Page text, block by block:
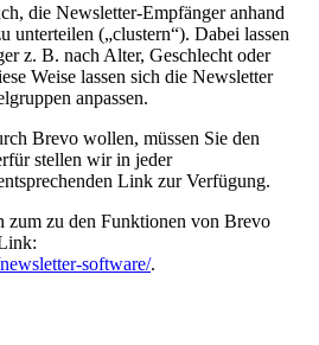
die Newsletter-Empfänger anhand
unterteilen („clustern“). Dabei lassen
z. B. nach Alter, Geschlecht oder
Weise lassen sich die Newsletter
anpassen.
Brevo wollen, müssen Sie den
stellen wir in jeder
Link zur Verfügung.
zum zu den Funktionen von Brevo
software/.